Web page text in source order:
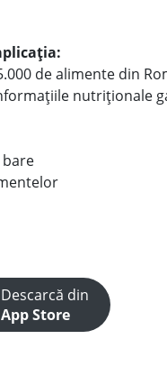
de alimente din
nutriționale
Descarcă din
App Store